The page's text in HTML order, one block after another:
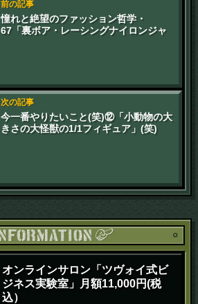
前の記事
憧れと絶望のファッション哲学・
67「裏ボア・レーシングナイロンジャ
次の記事
今一番やりたいこと(笑)⑫「小動物の大
きさの大怪獣の1/1フィギュア」(笑)
オンラインサロン「ツヴォイ式ビ
ジネス実験室」月額11,000円(税
込）